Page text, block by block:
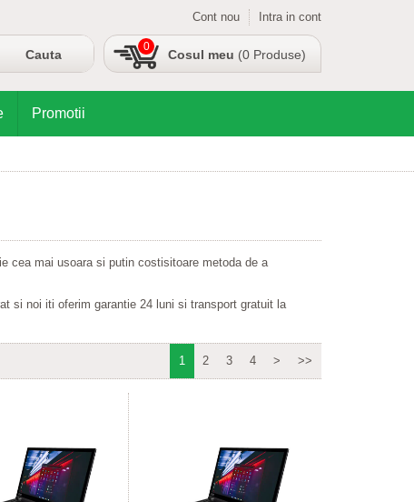
Cont nou Intra in cont
Cosul meu (0 Produse)
0
Promotii
cea mai usoara si putin costisitoare metoda de a
si noi iti oferim garantie 24 luni si transport gratuit la
1 2 3 4 > >>